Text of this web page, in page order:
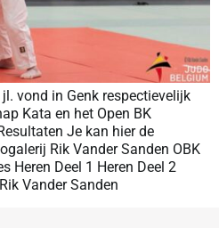
vond in Genk respectievelijk
Kata en het Open BK
Je kan hier de
Rik Vander Sanden OBK
Heren Deel 1 Heren Deel 2
Vander Sanden